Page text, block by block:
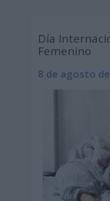
Día
Femenino
8 de agosto